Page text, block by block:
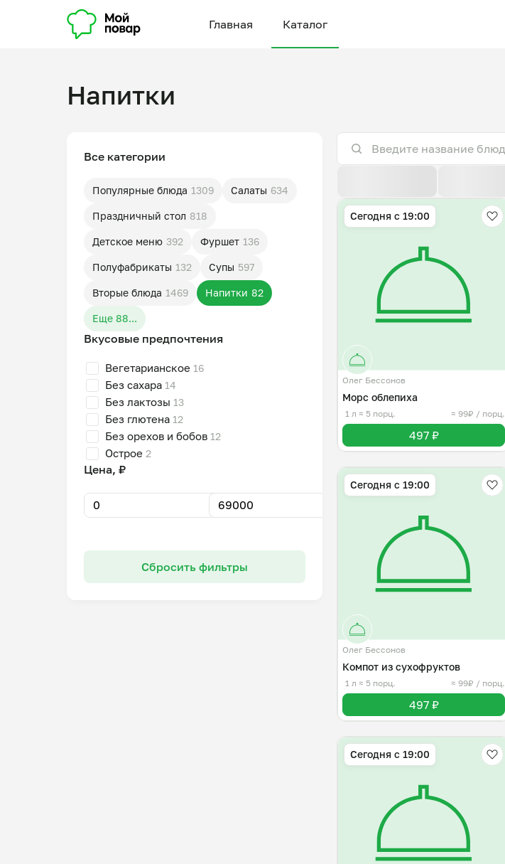
Главная Каталог
Напитки
Все категории
Популярные блюда 1309 Салаты 634
Праздничный стол 818
Детское меню 392 Фуршет 136
Полуфабрикаты 132 Супы 597
Вторые блюда 1469 Напитки 82
Еще 88...
Вкусовые предпочтения
Вегетарианское 16
Без сахара 14
Без лактозы 13
Без глютена 12
Без орехов и бобов 12
Острое 2
Цена, ₽
Сбросить фильтры
Сегодня с 19:00
Олег Бессонов
Морс облепиха
1 л ≈ 5 порц. ≈ 99₽ / порц.
497 ₽
Сегодня с 19:00
Олег Бессонов
Компот из сухофруктов
1 л ≈ 5 порц. ≈ 99₽ / порц.
497 ₽
Сегодня с 19:00